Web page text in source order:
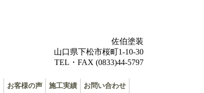
佐伯塗装
山口県下松市桜町1-10-30
TEL・FAX (0833)44-5797
お客様の声 施工実績 お問い合わせ